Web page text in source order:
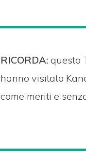
RICORDA: questo
hanno visitato
come meriti e